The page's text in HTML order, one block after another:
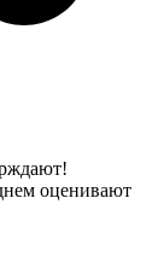
оценивают